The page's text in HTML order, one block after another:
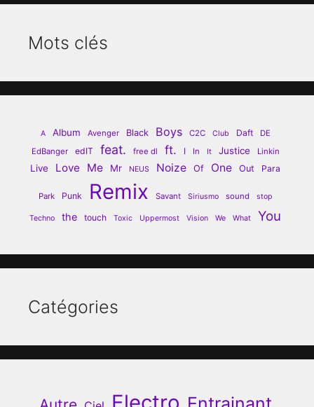
Mots clés
A Album Avenger Black Boys C2C Club Daft
DE
EdBanger
edIT feat. free dl ft. I In It Justice Linkin
Live Love Me Mr NEUS Noize Of One Out Para
Park Punk Remix Savant Siriusmo sound stop
Techno the touch Toxic Uppermost Vision We What You
Catégories